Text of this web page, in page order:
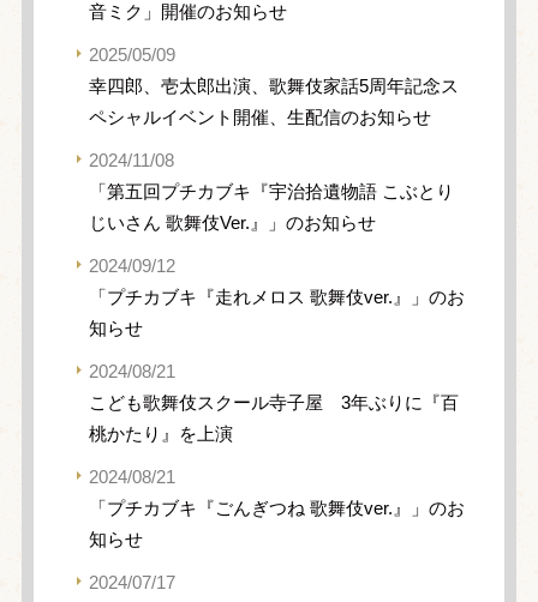
音ミク」開催のお知らせ
2025/05/09
幸四郎、壱太郎出演、歌舞伎家話5周年記念ス
ペシャルイベント開催、生配信のお知らせ
2024/11/08
「第五回プチカブキ『宇治拾遺物語 こぶとり
じいさん 歌舞伎Ver.』」のお知らせ
2024/09/12
「プチカブキ『走れメロス 歌舞伎ver.』」のお
知らせ
2024/08/21
こども歌舞伎スクール寺子屋 3年ぶりに『百
桃かたり』を上演
2024/08/21
「プチカブキ『ごんぎつね 歌舞伎ver.』」のお
知らせ
2024/07/17